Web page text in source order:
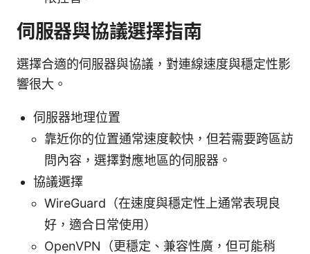
伺服器與協議選擇指南
選擇合適的伺服器與協議，對連線速度與穩定性影
響很大。
伺服器地理位置
靠近你的位置通常速度較快，但若需要跨區訪
問內容，選擇對應地區的伺服器。
協議選擇
WireGuard（在速度與穩定性上通常表現良
好，適合日常使用）
OpenVPN（更穩定、兼容性廣，但可能稍